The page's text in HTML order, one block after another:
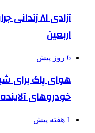
آزادی ۸۱
اربعین
6 روز پیش
هوای پاک برای
خودروهای
1 هفته پیش